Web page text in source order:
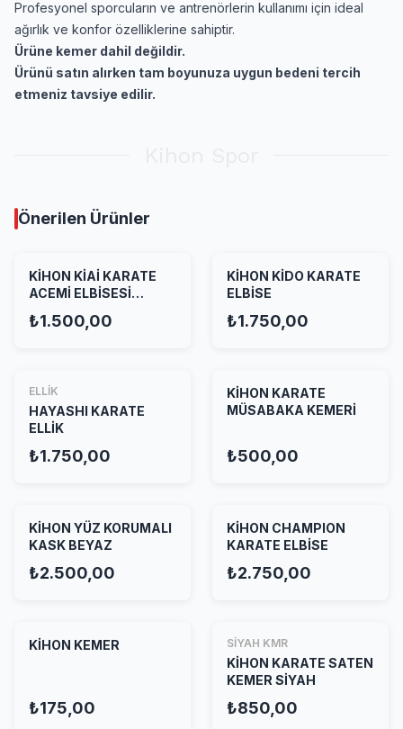
Profesyonel sporcuların ve antrenörlerin kullanımı için ideal
ağırlık ve konfor özelliklerine sahiptir.
Ürüne kemer dahil değildir.
Ürünü satın alırken tam boyunuza uygun bedeni tercih
etmeniz tavsiye edilir.
Önerilen Ürünler
KİHON KİAİ KARATE
ACEMİ ELBİSESİ
₺1.500,00
KİHON KİDO KARATE
ELBİSE
₺1.750,00
ELLİK
HAYASHI KARATE
ELLİK
₺1.750,00
KİHON KARATE
MÜSABAKA KEMERİ
₺500,00
KİHON YÜZ KORUMALI
KASK BEYAZ
₺2.500,00
KİHON CHAMPION
KARATE ELBİSE
₺2.750,00
KİHON KEMER
₺175,00
SİYAH KMR
KİHON KARATE SATEN
KEMER SİYAH
₺850,00